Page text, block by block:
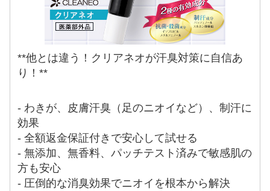
**他とは違う！クリアネオが汗臭対策に自信あ
り！**
- わきが、皮膚汗臭（足のニオイなど）、制汗に
効果
- 全額返金保証付きで安心して試せる
- 無添加、無香料、パッチテスト済みで敏感肌の
方も安心
- 圧倒的な消臭効果でニオイを根本から解決